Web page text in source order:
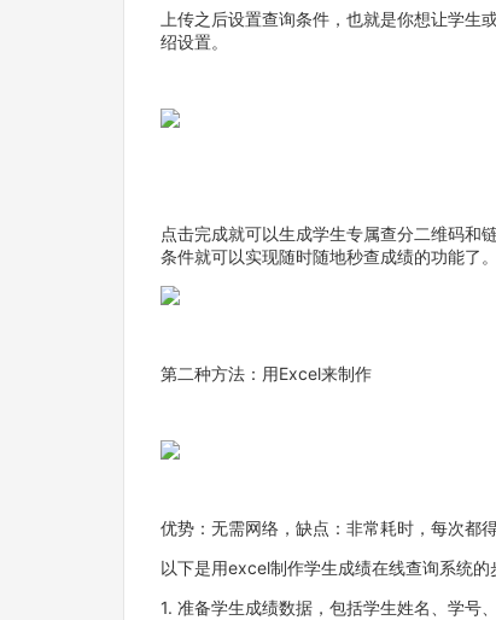
上传之后设置查询条件，也就是你想让学
绍设置。
点击完成就可以生成学生专属查分二维码和
条件就可以实现随时随地秒查成绩的功能了。
第二种方法：用Excel来制作
优势：无需网络，缺点：非常耗时，每次都
以下是用excel制作学生成绩在线查询系统的
1. 准备学生成绩数据，包括学生姓名、学号